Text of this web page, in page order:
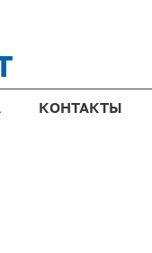
КОНТАКТЫ